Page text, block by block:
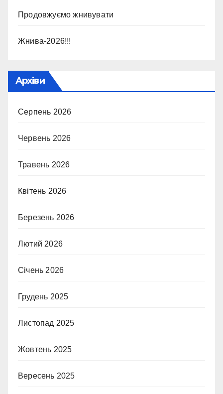
Продовжуємо жнивувати
Жнива-2026!!!
Архіви
Серпень 2026
Червень 2026
Травень 2026
Квітень 2026
Березень 2026
Лютий 2026
Січень 2026
Грудень 2025
Листопад 2025
Жовтень 2025
Вересень 2025